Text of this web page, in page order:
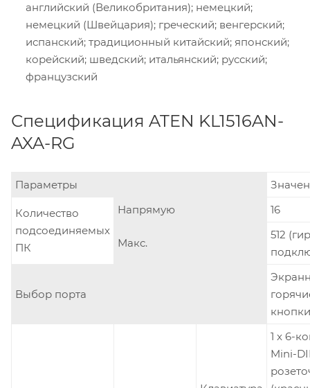
английский (Великобритания); немецкий;
немецкий (Швейцария); греческий; венгерский;
испанский; традиционный китайский; японский;
корейский; шведский; итальянский; русский;
французский
Спецификация ATEN KL1516AN-
AXA-RG
Параметры
Количество
подсоединяемых
ПК
Напрямую 16
Макс.
512
Выбор порта
кнопки
1 x 6-
Mini-